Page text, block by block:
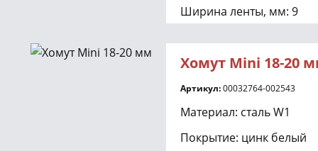
Ширина ленты, мм: 9
шланга с внутренним
Хомут Mini 18-20
Артикул:00032764-002543
Материал: сталь W1
Покрытие: цинк белый